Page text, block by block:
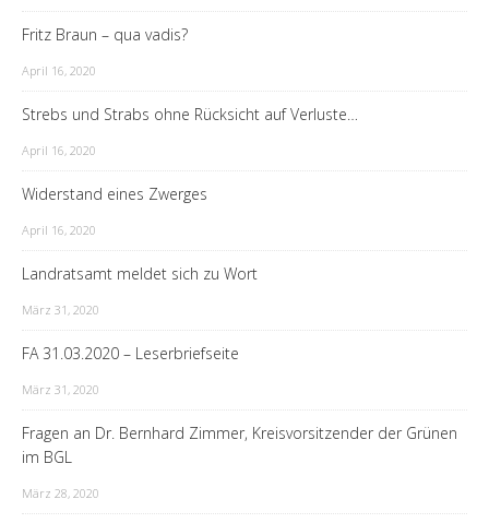
Fritz Braun – qua vadis?
April 16, 2020
Strebs und Strabs ohne Rücksicht auf Verluste…
April 16, 2020
Widerstand eines Zwerges
April 16, 2020
Landratsamt meldet sich zu Wort
März 31, 2020
FA 31.03.2020 – Leserbriefseite
März 31, 2020
Fragen an Dr. Bernhard Zimmer, Kreisvorsitzender der Grünen
im BGL
März 28, 2020